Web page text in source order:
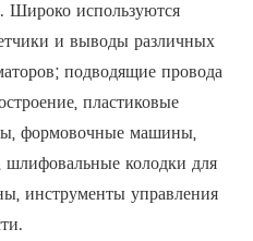
Широко используются
и выводы различных
подводящие провода
пластиковые
формовочные машины,
колодки для
инструменты управления